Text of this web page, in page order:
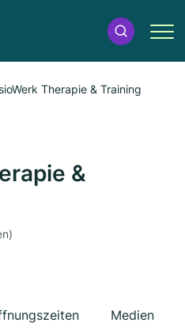
Therapie & Training
&
Medien